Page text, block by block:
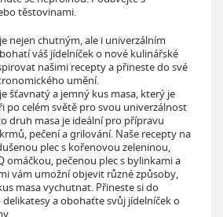
těstovinami.
je nejen chutným, ale i univerzálním
váš jídelníček o nové kulinářské
našimi recepty a přineste do své
umění.
je šťavnatý a jemný kus masa, který je
po celém světě pro svou univerzálnost
druh masa je ideální pro přípravu
pečení a grilování. Naše recepty na
plec s kořenovou zeleninou,
omáčkou, pečenou plec s bylinkami a
vám umožní objevit různé způsoby,
masa vychutnat. Přineste si do
a obohaťte svůj jídelníček o